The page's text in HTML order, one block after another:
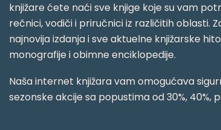
knjižare ćete naći sve knjige koje su vam
rečnici, vodiči i priručnici iz različitih oblasti.
najnovija izdanja i sve aktuelne knjižarske
monografije i obimne enciklopedije.
Naša internet knjižara vam omogućava
sezonske akcije sa popustima od 30%, 40%,